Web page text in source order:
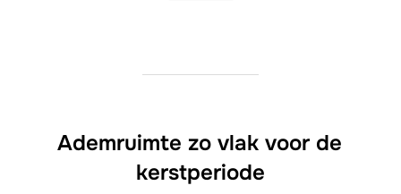
Ademruimte zo vlak voor de
kerstperiode